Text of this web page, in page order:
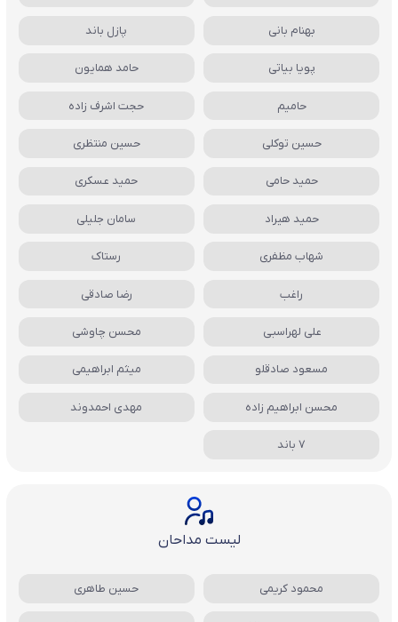
بهنام بانی پازل باند
پویا بیاتی حامد همایون
حامیم حجت اشرف زاده
حسین توکلی حسین منتظری
حمید حامی حمید عسکری
حمید هیراد سامان جلیلی
شهاب مظفری رستاک
راغب رضا صادقی
علی لهراسبی محسن چاوشی
مسعود صادقلو میثم ابراهیمی
محسن ابراهیم زاده مهدی احمدوند
7 باند
لیست مداحان
محمود کریمی حسین طاهری